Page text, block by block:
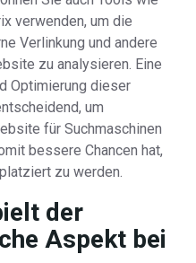
verwenden, um die
Verlinkung und andere
zu analysieren. Eine
Optimierung dieser
um
für Suchmaschinen
bessere Chancen hat,
zu werden.
der
Aspekt bei